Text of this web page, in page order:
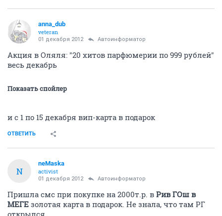
anna_dub
veteran
01 декабря 2012 Автоинформатор
Акция в Оляля: "20 хитов парфюмерии по 999 рублей"
весь декабрь
Показать спойлер
и с 1 по 15 декабря вип-карта в подарок
ОТВЕТИТЬ
N
neMaska
activist
01 декабря 2012 Автоинформатор
Пришла смс при покупке на 2000т.р. в Рив ГОш в
МЕГЕ золотая карта в подарок. Не знала, что там РГ
открылся